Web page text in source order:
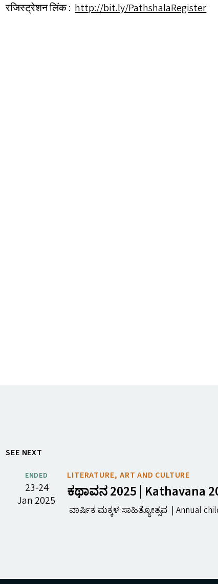
रजिस्ट्रेशन लिंक :http://​bit​.ly/​P​a​t​h​s​h​a​l​a​R​e​g​ister
SEE NEXT
ENDED
23‐24
Jan 2025
LITERATURE, ART AND CULTURE
ಕಥಾವನ 2025 | Kathavana
ವಾರ್ಷಿಕ ಮಕ್ಕಳ ಸಾಹಿತ್ಯೋತ್ಸವ | Annual